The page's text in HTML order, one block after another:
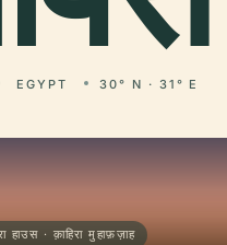
EGYPT 30° N · 31° E
हाउस · क़ाहिरा मुहाफ़ज़ाह